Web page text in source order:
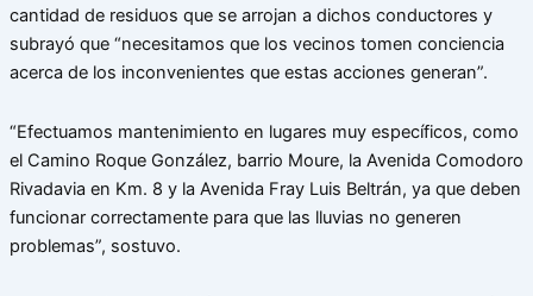
cantidad de residuos que se arrojan a dichos conductores y
subrayó que “necesitamos que los vecinos tomen conciencia
acerca de los inconvenientes que estas acciones generan”.
“Efectuamos mantenimiento en lugares muy específicos, como
el Camino Roque González, barrio Moure, la Avenida Comodoro
Rivadavia en Km. 8 y la Avenida Fray Luis Beltrán, ya que deben
funcionar correctamente para que las lluvias no generen
problemas”, sostuvo.